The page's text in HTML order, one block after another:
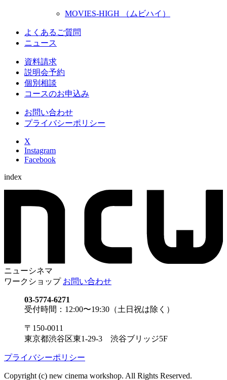
MOVIES-HIGH （ムビハイ）
よくあるご質問
ニュース
資料請求
説明会予約
個別相談
コースのお申込み
お問い合わせ
プライバシーポリシー
X
Instagram
Facebook
index
ニューシネマ
ワークショップ お問い合わせ
03-5774-6271
受付時間：12:00〜19:30（土日祝は除く）
〒150-0011
東京都渋谷区東1-29-3 渋谷ブリッジ5F
プライバシーポリシー
Copyright (c) new cinema workshop. All Rights Reserved.